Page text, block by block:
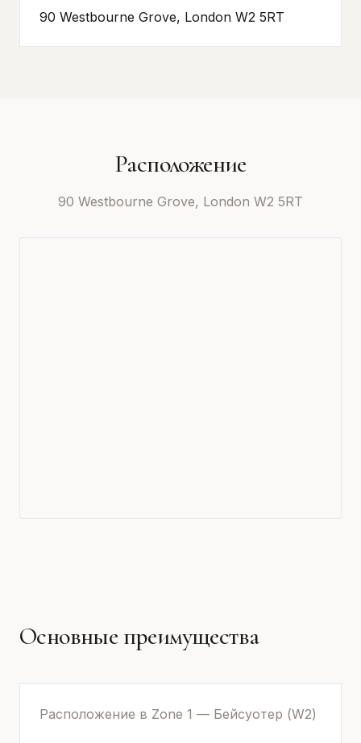
90 Westbourne Grove, London W2 5RT
Расположение
90 Westbourne Grove, London W2 5RT
Основные преимущества
Расположение в Zone 1 — Бейсуотер (W2)